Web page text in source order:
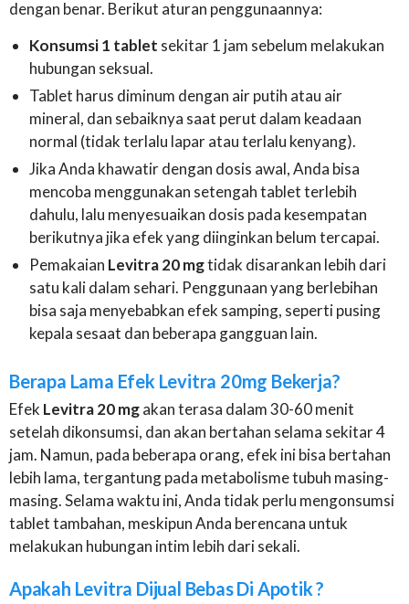
dengan benar. Berikut aturan penggunaannya:
Konsumsi 1 tablet sekitar 1 jam sebelum melakukan
hubungan seksual.
Tablet harus diminum dengan air putih atau air
mineral, dan sebaiknya saat perut dalam keadaan
normal (tidak terlalu lapar atau terlalu kenyang).
Jika Anda khawatir dengan dosis awal, Anda bisa
mencoba menggunakan setengah tablet terlebih
dahulu, lalu menyesuaikan dosis pada kesempatan
berikutnya jika efek yang diinginkan belum tercapai.
Pemakaian Levitra 20 mgtidak disarankan lebih dari
satu kali dalam sehari. Penggunaan yang berlebihan
bisa saja menyebabkan efek samping, seperti pusing
kepala sesaat dan beberapa gangguan lain.
Berapa Lama Efek Levitra 20mg Bekerja?
Efek Levitra 20 mgakan terasa dalam 30-60 menit
setelah dikonsumsi, dan akan bertahan selama sekitar 4
jam. Namun, pada beberapa orang, efek ini bisa bertahan
lebih lama, tergantung pada metabolisme tubuh masing-
masing. Selama waktu ini, Anda tidak perlu mengonsumsi
tablet tambahan, meskipun Anda berencana untuk
melakukan hubungan intim lebih dari sekali.
Apakah Levitra Dijual Bebas Di Apotik ?